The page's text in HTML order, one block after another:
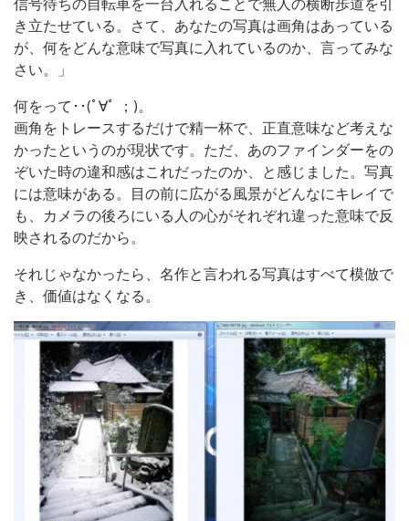
信号待ちの自転車を一台入れることで無人の横断歩道を引
き立たせている。さて、あなたの写真は画角はあっている
が、何をどんな意味で写真に入れているのか、言ってみな
さい。」
何をって･･(ﾟ∀ﾟ ；)。
画角をトレースするだけで精一杯で、正直意味など考えな
かったというのが現状です。ただ、あのファインダーをの
ぞいた時の違和感はこれだったのか、と感じました。写真
には意味がある。目の前に広がる風景がどんなにキレイで
も、カメラの後ろにいる人の心がそれぞれ違った意味で反
映されるのだから。
それじゃなかったら、名作と言われる写真はすべて模倣で
き、価値はなくなる。